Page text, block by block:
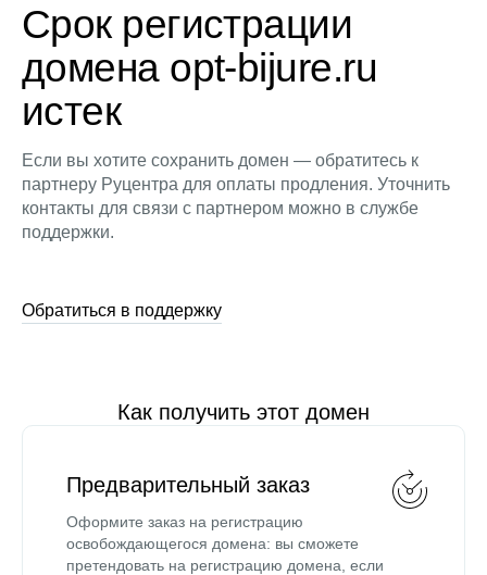
Срок регистрации
домена opt-bijure.ru
истек
Если вы хотите сохранить домен — обратитесь к
партнеру Руцентра для оплаты продления. Уточнить
контакты для связи с партнером можно в службе
поддержки.
Обратиться в поддержку
Как получить этот домен
Предварительный заказ
Оформите заказ на регистрацию
освобождающегося домена: вы сможете
претендовать на регистрацию домена, если